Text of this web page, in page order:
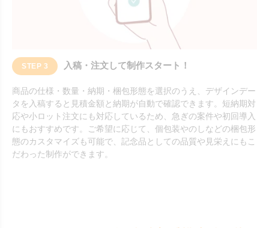
STEP 3 入稿・注文して制作スタート！
商品の仕様・数量・納期・梱包形態を選択のうえ、デザインデー
タを入稿すると見積金額と納期が自動で確認できます。短納期対
応や小ロット注文にも対応しているため、急ぎの案件や初回導入
にもおすすめです。ご希望に応じて、個包装やのしなどの梱包形
態のカスタマイズも可能で、記念品としての品質や見栄えにもこ
だわった制作ができます。